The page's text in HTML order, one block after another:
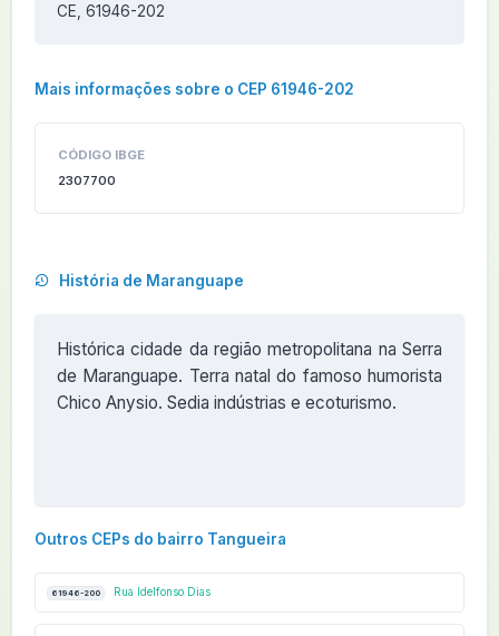
CE, 61946-202
Mais informações sobre o CEP 61946-202
CÓDIGO IBGE
2307700
História de Maranguape
Histórica cidade da região metropolitana na Serra
de Maranguape. Terra natal do famoso humorista
Chico Anysio. Sedia indústrias e ecoturismo.
Outros CEPs do bairro Tangueira
61946-200 Rua Idelfonso Dias